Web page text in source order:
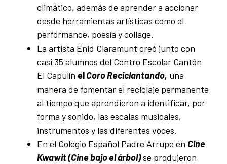
climático, además de aprender a accionar
desde herramientas artísticas como el
performance, poesía y collage.
La artista Enid Claramunt creó junto con
casi 35 alumnos del Centro Escolar Cantón
El Capulín elCoro Reciclantando, una
manera de fomentar el reciclaje permanente
al tiempo que aprendieron a identificar, por
forma y sonido, las escalas musicales,
instrumentos y las diferentes voces.
En el Colegio Español Padre Arrupe en Cine
Kwawit (Cine bajo el árbol)se produjeron